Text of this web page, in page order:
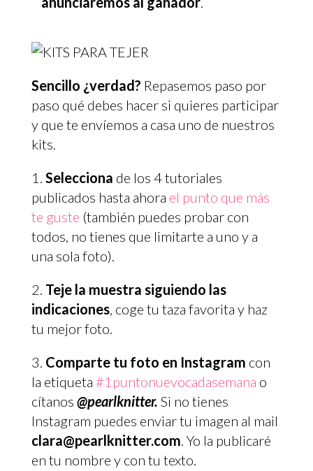
Sencillo ¿verdad? Repasemos paso por
paso qué debes hacer si quieres participar
y que te envíemos a casa uno de nuestros
kits.
Selecciona de los 4 tutoriales
publicados hasta ahora el punto que más
te guste (también puedes probar con
todos, no tienes que limitarte a uno y a
una sola foto).
Teje la muestra siguiendo las
indicaciones, coge tu taza favorita y haz
tu mejor foto.
Comparte tu foto en Instagram con
la etiqueta #1puntonuevocadasemana o
cítanos @pearlknitter. Si no tienes
Instagram puedes enviar tu imagen al mail
clara@pearlknitter.com. Yo la publicaré
en tu nombre y con tu texto.